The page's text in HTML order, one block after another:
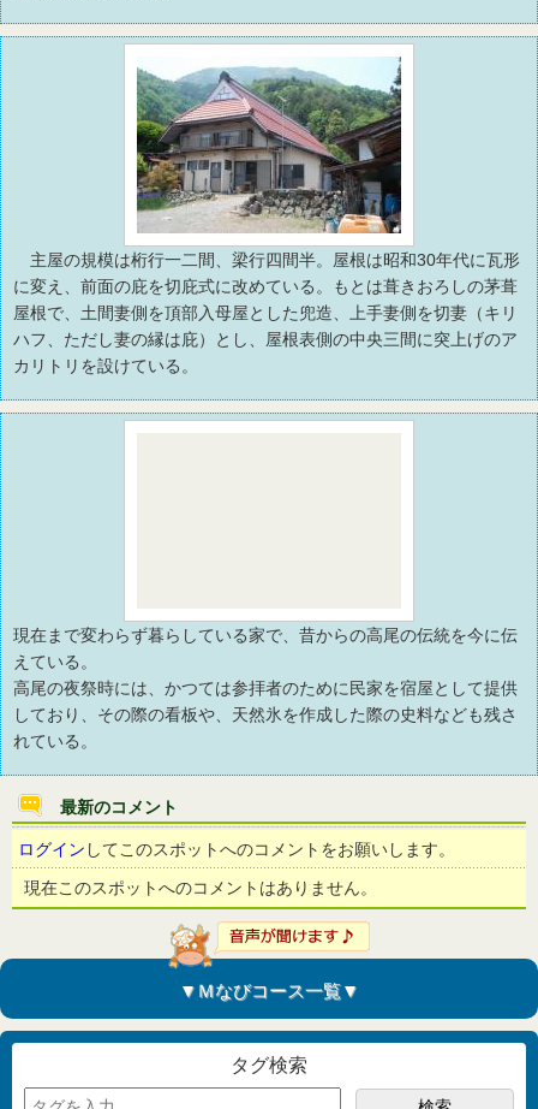
主屋の規模は桁行一二間、梁行四間半。屋根は昭和30年代に瓦形
に変え、前面の庇を切庇式に改めている。もとは葺きおろしの茅葺
屋根で、土間妻側を頂部入母屋とした兜造、上手妻側を切妻（キリ
ハフ、ただし妻の縁は庇）とし、屋根表側の中央三間に突上げのア
カリトリを設けている。
現在まで変わらず暮らしている家で、昔からの高尾の伝統を今に伝
えている。
高尾の夜祭時には、かつては参拝者のために民家を宿屋として提供
しており、その際の看板や、天然氷を作成した際の史料なども残さ
れている。
最新のコメント
ログイン してこのスポットへのコメントをお願いします。
現在このスポットへのコメントはありません。
▼Ｍなびコース一覧▼
タグ検索